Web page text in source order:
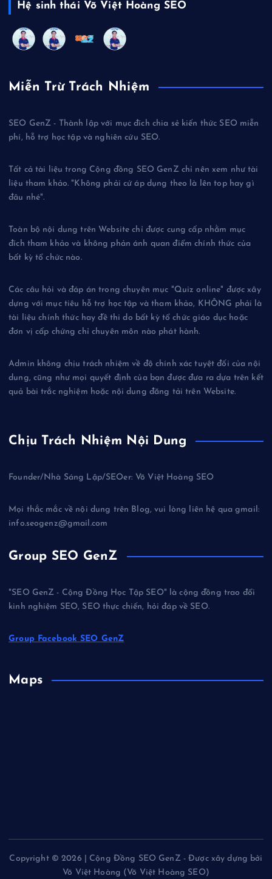
Hệ sinh thái Võ Việt Hoàng SEO
Miễn Trừ Trách Nhiệm
SEO GenZ - Thành lập với mục đích chia sẻ kiến thức SEO miễn
phí, hỗ trợ học tập và nghiên cứu SEO.
Tất cả tài liệu trong Cộng đồng SEO GenZ chỉ nên xem như tài
liệu tham khảo. "Không phải cứ áp dụng theo là lên top hay gì
đâu nhé".
Toàn bộ nội dung trên Website chỉ được cung cấp nhằm mục
đích tham khảo và không phản ánh quan điểm chính thức của
bất kỳ tổ chức nào.
Các câu hỏi và đáp án trong chuyên mục "Quiz online" được xây
dựng với mục tiêu hỗ trợ học tập và tham khảo, KHÔNG phải là
tài liệu chính thức hay đề thi do bất kỳ tổ chức giáo dục hoặc
đơn vị cấp chứng chỉ chuyên môn nào phát hành.
Admin không chịu trách nhiệm về độ chính xác tuyệt đối của nội
dung, cũng như mọi quyết định của bạn được đưa ra dựa trên kết
quả bài trắc nghiệm hoặc nội dung đăng tải trên Website.
Chịu Trách Nhiệm Nội Dung
Founder/Nhà Sáng Lập/SEOer: Võ Việt Hoàng SEO
Mọi thắc mắc về nội dung trên Blog, vui lòng liên hệ qua gmail:
info.seogenz@gmail.com
Group SEO GenZ
"SEO GenZ - Cộng Đồng Học Tập SEO" là cộng đồng trao đổi
kinh nghiệm SEO, SEO thực chiến, hỏi đáp về SEO.
Group Facebook SEO GenZ
Maps
Copyright © 2026 | Cộng Đồng SEO GenZ - Được xây dựng bởi
Võ Việt Hoàng (Võ Việt Hoàng SEO)